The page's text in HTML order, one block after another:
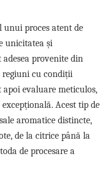
unui proces atent de
unicitatea și
provenite din
cu condiții
apoi evaluare meticulos,
Acest tip de
aromatice distincte,
de la citrice până la
de procesare a